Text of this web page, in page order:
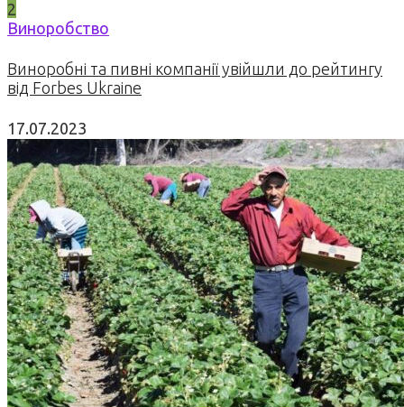
2
Виноробство
Виноробні та пивні компанії увійшли до рейтингу
від Forbes Ukraine
17.07.2023